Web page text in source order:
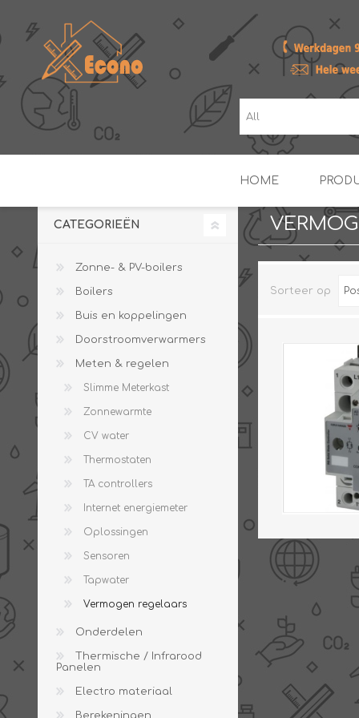
HOME
Collector montage
Schema's
Checklijst - kleine
zonneboiler
Checklijst - zonneboiler
zonneboiler
Wetenswaardigheden
BOILERS
Selectie boilers
Sorteer op
CATEGORIEËN
Zonne- & PV-boilers
Boilers
Buis en koppelingen
Doorstroomverwarmers
Meten & regelen
Slimme Meterkast
Zonnewarmte
CV water
Thermostaten
TA controllers
Internet energiemeter
Oplossingen
Sensoren
Tapwater
Vermogen regelaars
Onderdelen
Thermische / Infrarood
Panelen
Electro materiaal
Berekeningen